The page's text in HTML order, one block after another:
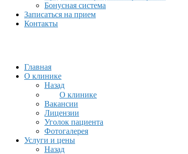
Бонусная система
Записаться на прием
Контакты
Главная
О клинике
Назад
О клинике
Вакансии
Лицензии
Уголок пациента
Фотогалерея
Услуги и цены
Назад